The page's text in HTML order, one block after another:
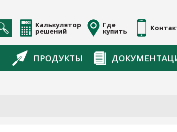
Калькулятор
решений
Где
купить
ПРОДУКТЫ